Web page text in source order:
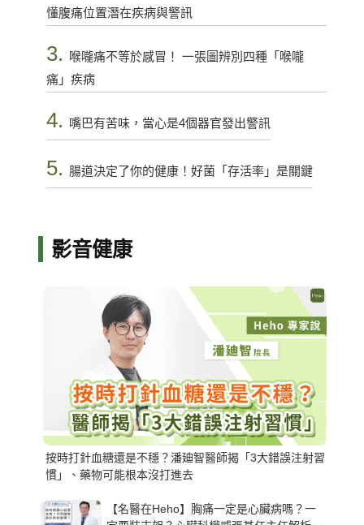
懂腹痛位置潛在疾病與警訊
3.
喉嚨痛不等於感冒！ 一張圖辨別四種「喉嚨
痛」疾病
4. 嘴巴有苦味，當心是4個器官發出警訊
5. 腸道決定了你的健康！好菌「存活率」是關鍵
影音健康
按時打針血糖還是不穩？潘廸智醫師揭「3大錯誤注射習
慣」、藥物可能根本沒打進去
【名醫在Heho】胸痛一定是心臟病嗎？一